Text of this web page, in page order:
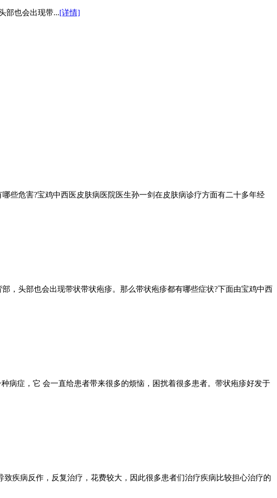
部也会出现带...[详情]
些危害?宝鸡中西医皮肤病医院医生孙一剑在皮肤病诊疗方面有二十多年经
，头部也会出现带状带状疱疹。那么带状疱疹都有哪些症状?下面由宝鸡中西
病症，它 会一直给患者带来很多的烦恼，困扰着很多患者。带状疱疹好发于
疾病反作，反复治疗，花费较大，因此很多患者们治疗疾病比较担心治疗的